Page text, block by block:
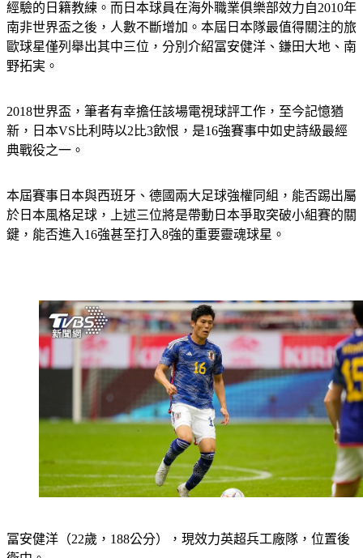
經驗的日籍教練。而日本球員在海外職業俱樂部效力自2010年
南非世界盃之後，人數不斷增加。本屆日本隊最值得關注的旅
歐球星僅列舉出其中三位，分別介紹冨安健洋、鎌田大地、南
野拓実。
2018世界盃，筆者有幸擔任該場電視球評工作，至今記憶猶
新，日本VS比利時以2比3飲恨，是16強賽事中如史詩級最經
典戰役之一。
本屆賽事日本與西班牙、德國兩大足球強權同組，能否踢出屬
於日本風格足球，上述三位將是帶動日本爭取突破小組賽的關
鍵，能否進入16強甚至打入8強的重要靈魂球星。
冨安健洋 （22歲，188公分），現效力英超兵工廠隊，位置後